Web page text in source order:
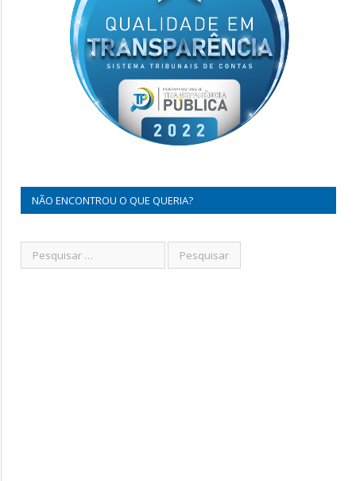
NÃO ENCONTROU O QUE QUERIA?